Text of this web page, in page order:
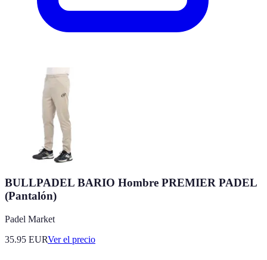
BULLPADEL BARIO Hombre PREMIER PADEL
(Pantalón)
Padel Market
35.95 EURVer el precio